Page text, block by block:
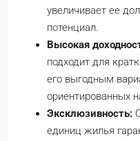
увеличивает ее
потенциал.
Высокая
подходит для
его выгодным
ориентированных
Эксклюзивность:
единиц жилья